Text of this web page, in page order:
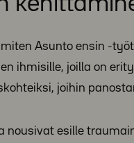
Asunto ensin -
ihmisille, joilla on
joihin
nousivat esille